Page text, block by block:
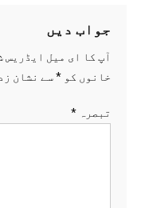
جواب دیں
آپ کا ای میل ایڈریس
خانوں کو *سے نشان
تبصرہ *